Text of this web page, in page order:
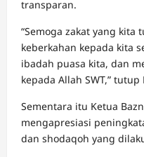
transparan.
“Semoga zakat yang
keberkahan kepada kita
ibadah puasa kita, dan
kepada Allah SWT,” tutup
Sementara itu Ketua
mengapresiasi
dan shodaqoh yang